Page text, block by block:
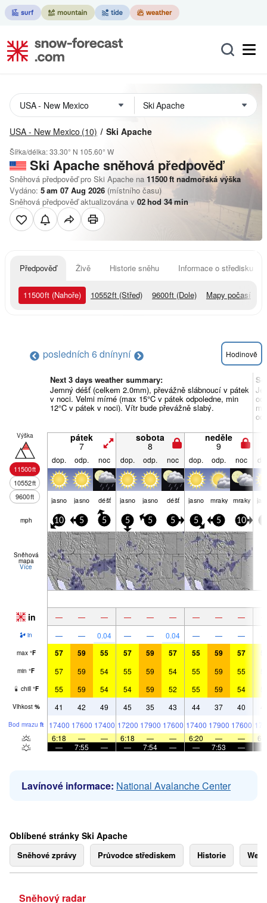
USA - New Mexico (10) Ski Apache
Šířka/délka:33.30° N 105.60° W
Ski Apachesněhová předpověď
Sněhová předpověď pro Ski Apache na 11500ft nadmořská výška
Vydáno: 5 am 07 Aug 2026 (místního času)
Sněhová předpověď aktualizována v 02hod 34min
Předpověď Živě Historie sněhu Informace o středisku
11500ft (Nahoře) 10552ft (Střed) 9600ft (Dole) Mapy počasí
posledních 6 dnínyní Hodinově
Next 3 days weather summary:
Jemný déšť (celkem 2.0mm), převážně slábnoucí v pátek
v noci. Velmi mírné (max 15°C v pátek odpoledne, min
12°C v pátek v noci). Vítr bude převážně slabý.
Výška
11500ft
10552ft
9600ft
pátek
7
sobota
8
neděle
9
dop. odp. noc dop. odp. noc dop. odp. noc
jasno jasno déšť jasno jasno déšť jasno mraky mraky
mph 10 5 5 5 5 5 5 5 10
Sněhová
mapa
Více
in — — — — — — — — —
in — — 0.04 — — 0.04 — — —
max °F 57 59 55 57 59 57 55 59 57
min °F 57 59 54 55 59 54 55 59 55
chill °F 55 59 54 54 59 52 55 59 54
Vlhkost % 41 42 49 45 35 43 44 37 40
Bod mrazu ft 17400 17600 17400 17200 17900 17600 17400 17900 17600
6:18
— — 6:18 — — 6:20 — —
—
7:55 — — 7:54 — — 7:53 —
Lavínové informace: National Avalanche Center
Oblíbené stránky Ski Apache
Sněhové zprávy Průvodce střediskem Historie
Sněhový radar